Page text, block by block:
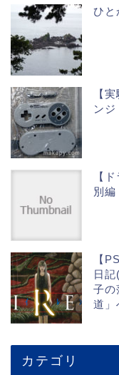
ひと
【
ン
【
別編
【
日
子の
道」
カテゴリ